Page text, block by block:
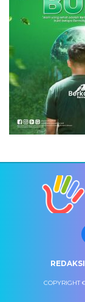
REDAKSI
COPYRIGHT